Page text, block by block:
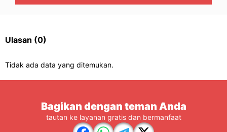
Ulasan (0)
Tidak ada data yang ditemukan.
Bagikan dengan teman Anda
tautan ke layanan gratis dan bermanfaat